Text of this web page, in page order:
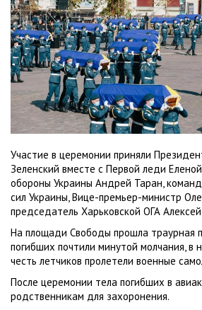
Участие в церемонии приняли
Зеленский вместе с Первой леди
обороны Украины Андрей Таран,
сил Украины, Вице-премьер-министр
председатель Харьковской ОГА
На площади Свободы прошла траурная
погибших почтили минутой молчания, в
честь летчиков пролетели военные
После церемонии тела погибших в
родственникам для захоронения.